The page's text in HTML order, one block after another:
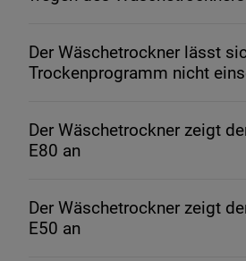
Der Wäschetrockner lässt
Trockenprogramm nicht
Der Wäschetrockner zeigt
E80 an
Der Wäschetrockner zeigt
E50 an